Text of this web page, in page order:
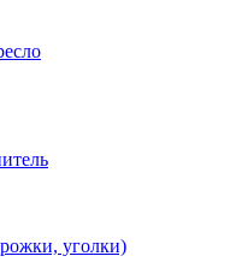
уголки)